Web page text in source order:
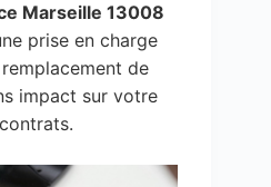
Marseille 13008
prise en charge
de
impact sur votre